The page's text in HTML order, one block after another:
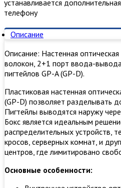
устанавливается
телефону
Описание
Описание: Настенная
волокон, 2+1 порт ввода-
пигтейлов GP-A (GP-D).
Пластиковая настенная
(GP-D) позволяет разделывать
Пигтейлы выводятся наружу
Бокс является идеальным
распределительных устройств,
кросов, серверных комнат, и
центров, где лимитировано
Основные особенности: